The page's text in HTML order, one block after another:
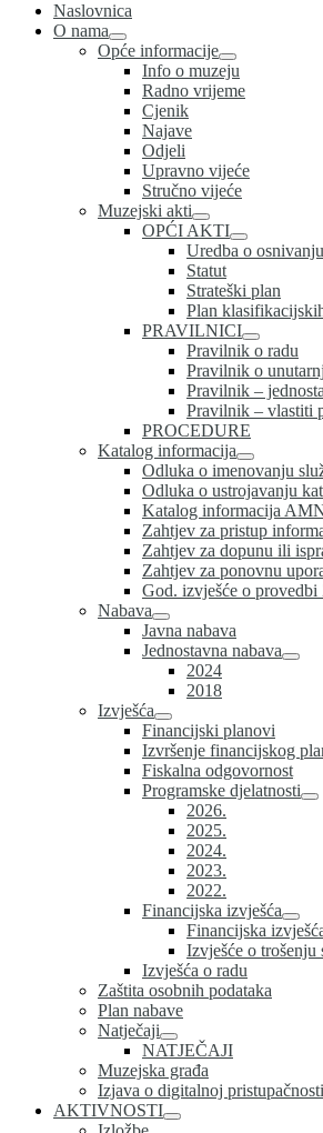
Naslovnica
O nama
Opće informacije
Info o muzeju
Radno vrijeme
Cjenik
Najave
Odjeli
Upravno vijeće
Stručno vijeće
Muzejski akti
OPĆI AKTI
Uredba o osnivanju
Statut
Strateški plan
Plan
PRAVILNICI
Pravilnik o radu
Pravilnik o
Pravilnik –
Pravilnik – vlastiti
PROCEDURE
Katalog informacija
Odluka o imenovanju
Odluka o ustrojavanju
Katalog informacija
Zahtjev za pristup
Zahtjev za dopunu ili
Zahtjev za ponovnu
God. izvješće o provedbi
Nabava
Javna nabava
Jednostavna nabava
2024
2018
Izvješća
Financijski planovi
Izvršenje financijskog
Fiskalna odgovornost
Programske djelatnosti
2026.
2025.
2024.
2023.
2022.
Financijska izvješća
Financijska
Izvješće o trošenju
Izvješća o radu
Zaštita osobnih podataka
Plan nabave
Natječaji
NATJEČAJI
Muzejska građa
Izjava o digitalnoj pristupačnosti
AKTIVNOSTI